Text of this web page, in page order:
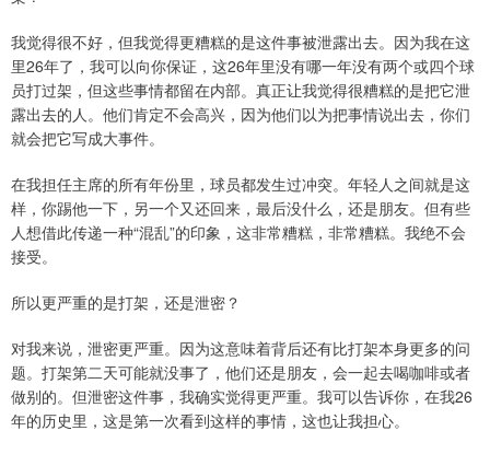
我觉得很不好，但我觉得更糟糕的是这件事被泄露出去。因为我在这
里26年了，我可以向你保证，这26年里没有哪一年没有两个或四个球
员打过架，但这些事情都留在内部。真正让我觉得很糟糕的是把它泄
露出去的人。他们肯定不会高兴，因为他们以为把事情说出去，你们
就会把它写成大事件。
在我担任主席的所有年份里，球员都发生过冲突。年轻人之间就是这
样，你踢他一下，另一个又还回来，最后没什么，还是朋友。但有些
人想借此传递一种“混乱”的印象，这非常糟糕，非常糟糕。我绝不会
接受。
所以更严重的是打架，还是泄密？
对我来说，泄密更严重。因为这意味着背后还有比打架本身更多的问
题。打架第二天可能就没事了，他们还是朋友，会一起去喝咖啡或者
做别的。但泄密这件事，我确实觉得更严重。我可以告诉你，在我26
年的历史里，这是第一次看到这样的事情，这也让我担心。